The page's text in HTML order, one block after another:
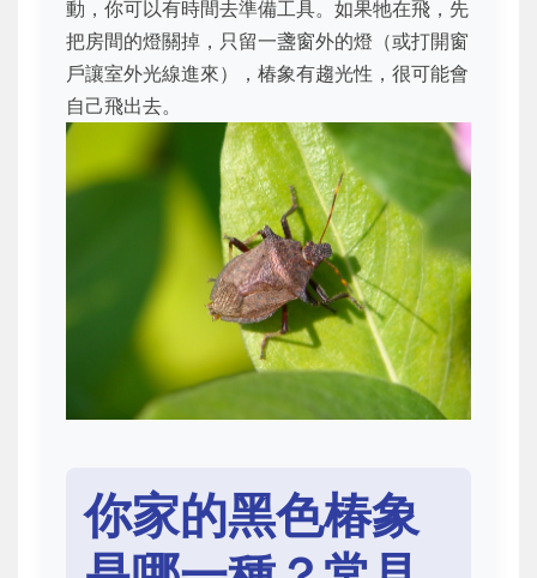
動，你可以有時間去準備工具。如果牠在飛，先
把房間的燈關掉，只留一盞窗外的燈（或打開窗
戶讓室外光線進來），椿象有趨光性，很可能會
自己飛出去。
你家的黑色椿象